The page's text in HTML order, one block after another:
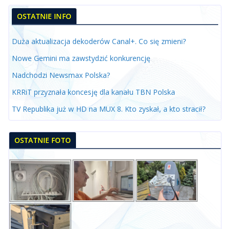
OSTATNIE INFO
Duża aktualizacja dekoderów Canal+. Co się zmieni?
Nowe Gemini ma zawstydzić konkurencję
Nadchodzi Newsmax Polska?
KRRiT przyznała koncesję dla kanału TBN Polska
TV Republika już w HD na MUX 8. Kto zyskał, a kto stracił?
OSTATNIE FOTO